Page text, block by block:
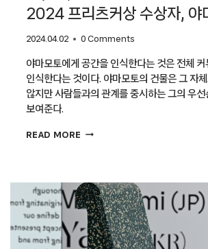
2024 프리츠커상 수상자, 야
2024.04.02 0 Comments
야마모토에게 공간을 인식한다는 것은 전체 커
인식한다는 것이다. 야마모토의 건물은 그 자
않지만 사람들과의 관계를 중시하는 그의 우선
보여준다.
READ MORE 2024
리켄